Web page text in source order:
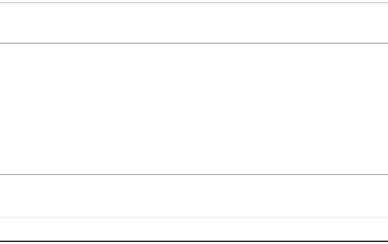
Kineziologinis Teipavimas